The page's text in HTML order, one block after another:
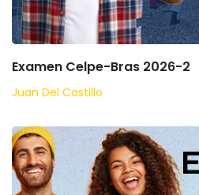
Examen Celpe-Bras 2026-2
Juan Del Castillo